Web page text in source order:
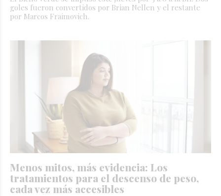
goles fueron convertidos por Brian Nellen y el restante
por Marcos Fraimovich.
Menos mitos, más evidencia: Los
tratamientos para el descenso de peso,
cada vez más accesibles